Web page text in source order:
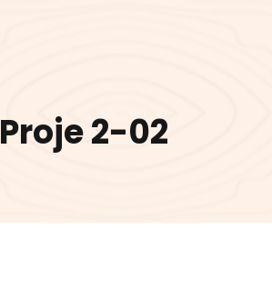
Proje 2-02